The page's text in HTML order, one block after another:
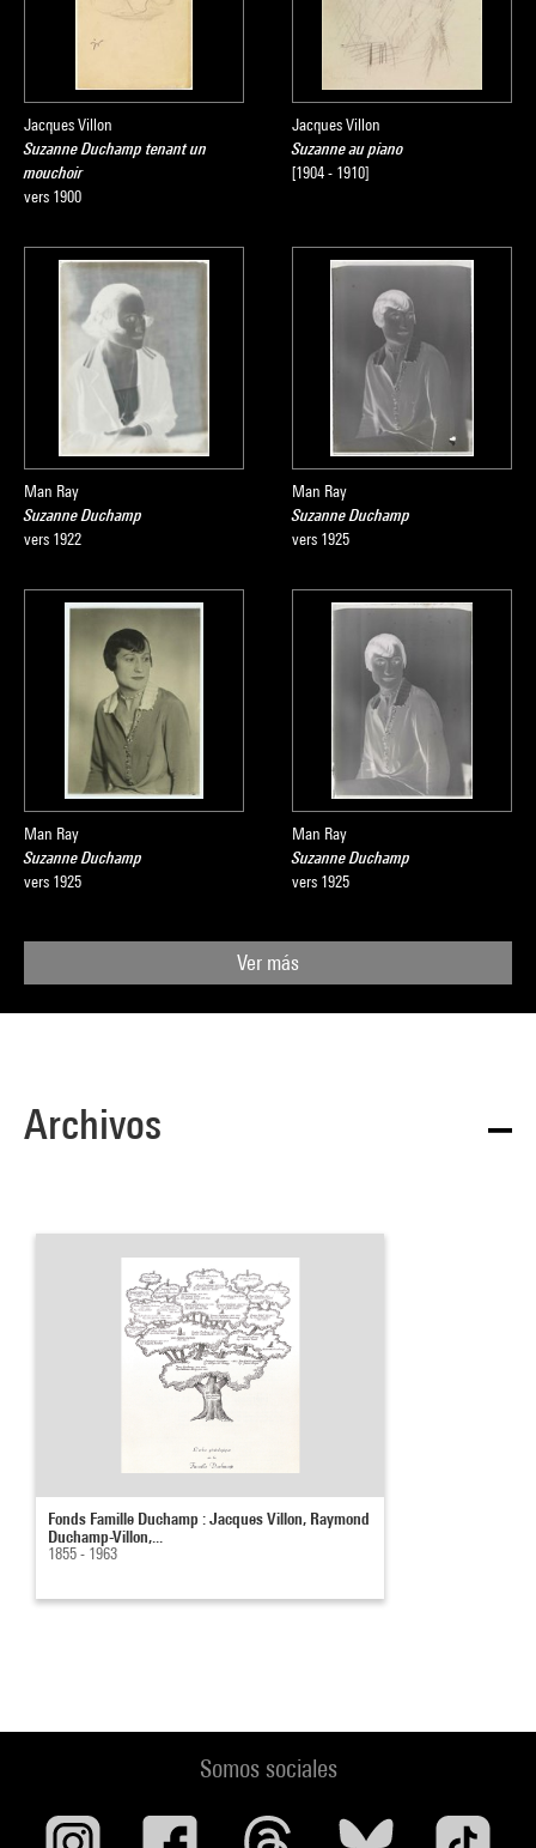
Jacques Villon
Suzanne Duchamp tenant un
mouchoir
vers 1900
Jacques Villon
Suzanne au piano
[1904 - 1910]
Man Ray
Suzanne Duchamp
vers 1922
Man Ray
Suzanne Duchamp
vers 1925
Man Ray
Suzanne Duchamp
vers 1925
Man Ray
Suzanne Duchamp
vers 1925
Ver más
Archivos
Fonds Famille Duchamp : Jacques Villon, Raymond
Duchamp-Villon,...
1855 - 1963
Somos sociales